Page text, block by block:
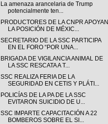
La amenaza arancelaria de Trump
potencialmente ten...
PRODUCTORES DE LA CNPR APOYAN
LA POSICIÓN DE MÉXIC...
SECRETARIO DE LA SSC PARTICIPA
EN EL FORO “POR UNA...
BRIGADA DE VIGILANCIA ANIMAL DE
LA SSC RESCATA A T...
SSC REALIZA FERIA DE LA
SEGURIDAD EN CETIS Y PLÁTI...
POLICÍAS DE LA PA DE LA SSC
EVITARON SUICIDIO DE U...
SSC IMPARTE CAPACITACIÓN A 22
BOMBEROS SOBRE EL SI...